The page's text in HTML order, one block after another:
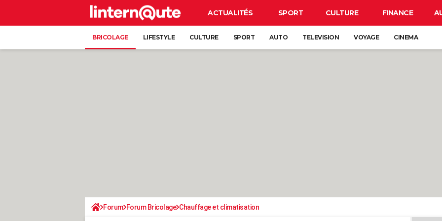
ACTUALITÉS SPORT CULTURE FINANCE
BRICOLAGE LIFESTYLE CULTURE SPORT AUTO TELEVISION VOYAGE CINEMA
Forum Forum Bricolage Chauffage et climatisation